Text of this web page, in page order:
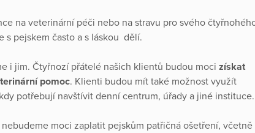
na veterinární péči nebo na stravu pro svého
s pejskem často a s láskou dělí.
i jim. Čtyřnozí přátelé našich klientů budou moci získat
pomoc. Klienti budou mít také možnost využít
potřebují navštívit denní centrum, úřady a jiné instituce.
moci zaplatit pejskům patřičná ošetření, včetně